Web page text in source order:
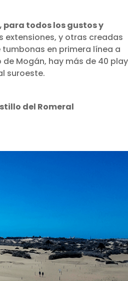
todos los gustos y
extensiones, y otras creadas
en primera línea a
Mogán, hay más de 40
suroeste.
del Romeral